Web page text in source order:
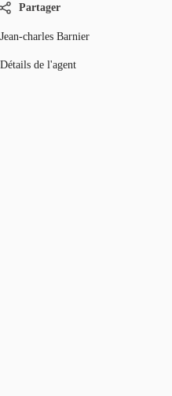
Partager
Jean-charles Barnier
Détails de l'agent